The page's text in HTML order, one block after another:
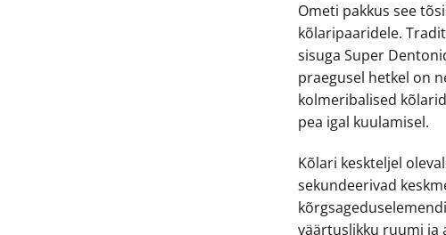
Ometi pakkus see
kõlaripaaridele.
sisuga Super
praegusel hetkel on
kolmeribalised
pea igal kuulamisel.
Kõlari keskteljel
sekundeerivad
väärtuslikku ruumi ja